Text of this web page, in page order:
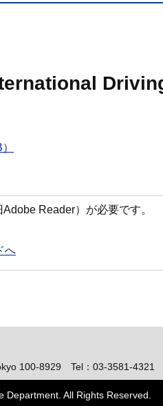
Reader）が必要です。
へ
100-8929 Tel：03-3581-4321
Department. All Rights Reserved.